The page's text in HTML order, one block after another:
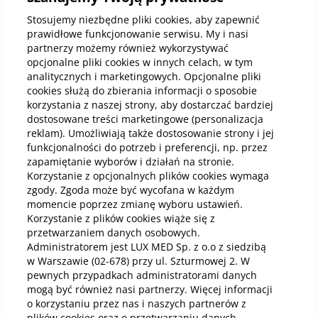
Kup abonamenty online
Kup online
Pobierz aplikację mobilną
Stosujemy niezbędne pliki cookies, aby zapewnić
prawidłowe funkcjonowanie serwisu. My i nasi
partnerzy możemy również wykorzystywać
opcjonalne pliki cookies w innych celach, w tym
analitycznych i marketingowych. Opcjonalne pliki
cookies służą do zbierania informacji o sposobie
korzystania z naszej strony, aby dostarczać bardziej
dostosowane treści marketingowe (personalizacja
reklam). Umożliwiają także dostosowanie strony i jej
funkcjonalności do potrzeb i preferencji, np. przez
zapamiętanie wyborów i działań na stronie.
Korzystanie z opcjonalnych plików cookies wymaga
zgody. Zgoda może być wycofana w każdym
momencie poprzez zmianę wyboru ustawień.
Korzystanie z plików cookies wiąże się z
przetwarzaniem danych osobowych.
Administratorem jest LUX MED Sp. z o.o z siedzibą
w Warszawie (02-678) przy ul. Szturmowej 2. W
pewnych przypadkach administratorami danych
mogą być również nasi partnerzy. Więcej informacji
o korzystaniu przez nas i naszych partnerów z